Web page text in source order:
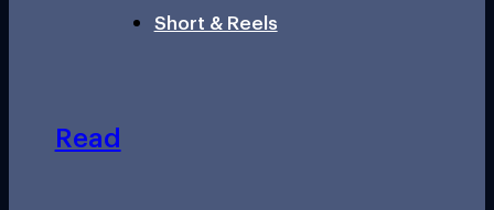
Short & Reels
Read